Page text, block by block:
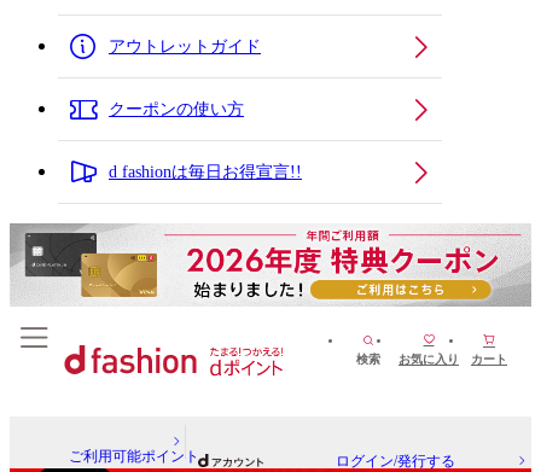
アウトレットガイド
クーポンの使い方
d fashionは毎日お得宣言!!
検索 お気に入り カート
ご利用可能ポイント ログイン/発行する